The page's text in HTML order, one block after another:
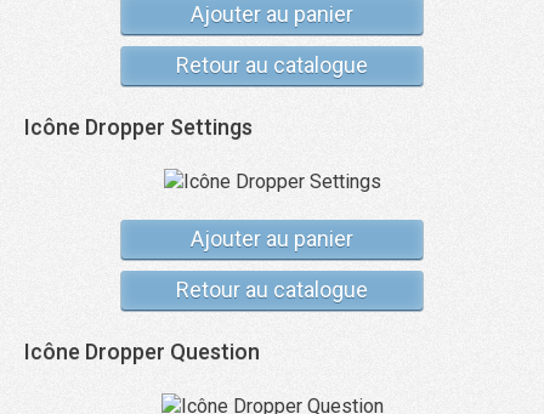
Ajouter au panier
Retour au catalogue
Icône Dropper Settings
Ajouter au panier
Retour au catalogue
Icône Dropper Question